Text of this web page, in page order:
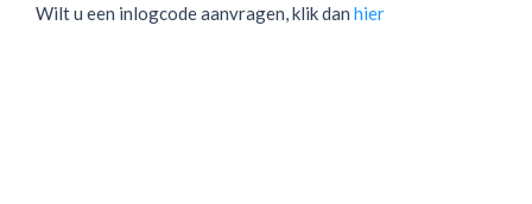
Wilt u een inlogcode aanvragen, klik dan hier